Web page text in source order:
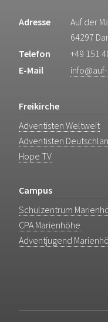
Adresse
Auf der
64297
Telefon
+49 151
E-Mail
Freikirche
Adventisten Weltweit
Adventisten
Hope TV
Campus
Schulzentrum
CPA Marienhöhe
Adventjugend